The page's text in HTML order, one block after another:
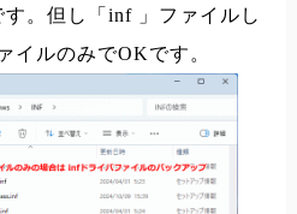
す。但し「inf 」ファイルし
イルのみでOKです。